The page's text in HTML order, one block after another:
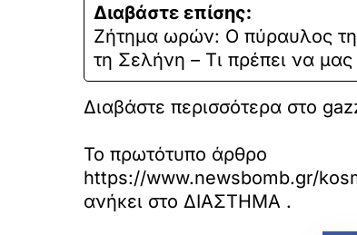
Διαβάστε επίσης:
Ζήτημα ωρών: Ο πύραυλος
τη Σελήνη – Τι πρέπει να
Διαβάστε περισσότερα στο
Το πρωτότυπο άρθρο
https://www.newsbomb.gr/
ανήκει στο ΔΙΑΣΤΗΜΑ .